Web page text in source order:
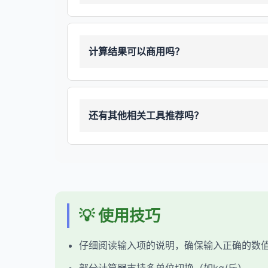
计算结果可以商用吗？
还有其他相关工具推荐吗？
💡 使用技巧
仔细阅读输入项的说明，确保输入正确的数